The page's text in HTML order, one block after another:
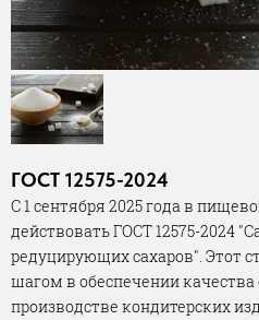
ГОСТ 12575-2024
С 1 сентября 2025 года в
действовать ГОСТ 12575-2024
редуцирующих сахаров". Этот
шагом в обеспечении качества
производстве кондитерских